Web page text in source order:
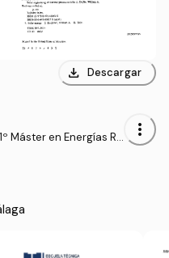
download Descargar
1º Máster en Energías Re
more_vert